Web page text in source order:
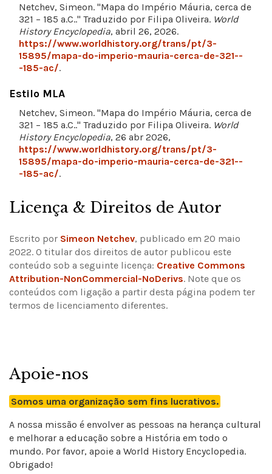
Netchev, Simeon. "Mapa do Império Máuria, cerca de
321 – 185 a.C.." Traduzido por Filipa Oliveira. World
History Encyclopedia, abril 26, 2026.
https://www.worldhistory.org/trans/pt/3-
15895/mapa-do-imperio-mauria-cerca-de-321--
-185-ac/.
Estilo MLA
Netchev, Simeon. "Mapa do Império Máuria, cerca de
321 – 185 a.C.." Traduzido por Filipa Oliveira. World
History Encyclopedia, 26 abr 2026,
https://www.worldhistory.org/trans/pt/3-
15895/mapa-do-imperio-mauria-cerca-de-321--
-185-ac/.
Licença & Direitos de Autor
Escrito por Simeon Netchev, publicado em 20 maio
2022. O titular dos direitos de autor publicou este
conteúdo sob a seguinte licença: Creative Commons
Attribution-NonCommercial-NoDerivs. Note que os
conteúdos com ligação a partir desta página podem ter
termos de licenciamento diferentes.
Apoie-nos
Somos uma organização sem fins lucrativos.
A nossa missão é envolver as pessoas na herança cultural
e melhorar a educação sobre a História em todo o
mundo. Por favor, apoie a World History Encyclopedia.
Obrigado!